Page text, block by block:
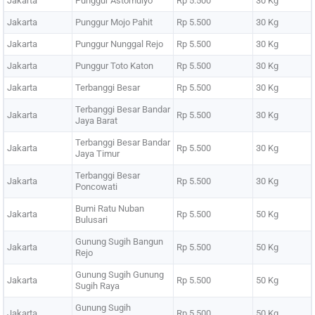
Jakarta Punggur Mojo Pahit Rp 5.500 30 Kg
Jakarta Punggur Nunggal Rejo Rp 5.500 30 Kg
Jakarta Punggur Toto Katon Rp 5.500 30 Kg
Jakarta Terbanggi Besar Rp 5.500 30 Kg
Jakarta
Terbanggi Besar Bandar
Jaya Barat
Rp 5.500 30 Kg
Jakarta
Terbanggi Besar Bandar
Jaya Timur
Rp 5.500 30 Kg
Jakarta
Terbanggi Besar
Poncowati
Rp 5.500 30 Kg
Jakarta
Bumi Ratu Nuban
Bulusari
Rp 5.500 50 Kg
Jakarta
Gunung Sugih Bangun
Rejo
Rp 5.500 50 Kg
Jakarta
Gunung Sugih Gunung
Sugih Raya
Rp 5.500 50 Kg
Gunung Sugih